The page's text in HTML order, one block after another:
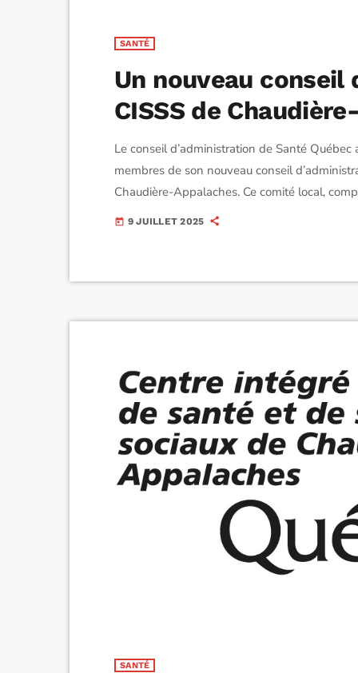
SANTÉ
Un nouveau conseil
CISSS de
Le conseil d’administration de Santé
membres de son nouveau conseil
Chaudière-Appalaches. Ce comité local,
l’automne prochain. Présidé par le PDG
today 9 JUILLET 2025
SANTÉ